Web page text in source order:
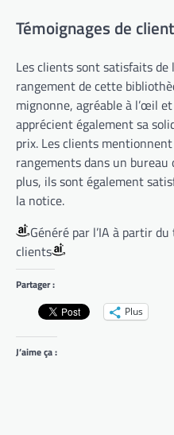
Témoignages de
Les clients sont satisfaits
rangement de cette
mignonne, agréable à l’œil
apprécient également sa
prix. Les clients
rangements dans un bureau
plus, ils sont également
la notice.
Généré par l’IA à partir
clients
Partager :
Plus
J’aime ça :